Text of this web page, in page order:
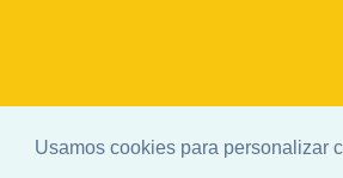
Usamos cookies para personalizar